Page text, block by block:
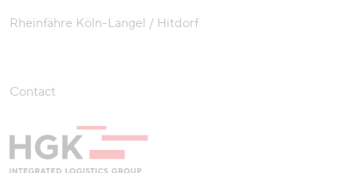
Rheinfähre Köln-Langel / Hitdorf
Contact